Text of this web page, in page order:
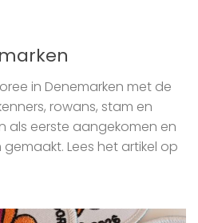
in Denemarken met de
rowans, stam en
als eerste aangekomen en
Lees het artikel op